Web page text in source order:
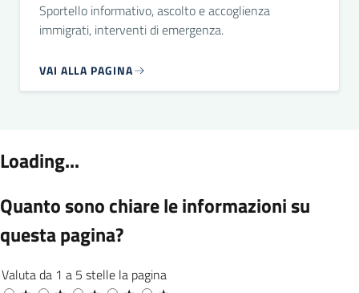
Sportello informativo, ascolto e accoglienza
immigrati, interventi di emergenza.
VAI ALLA PAGINA